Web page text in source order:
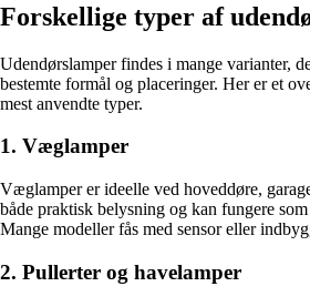
Forskellige typer af
Udendørslamper findes i mange varianter,
bestemte formål og placeringer. Her er et
mest anvendte typer.
1. Væglamper
Væglamper er ideelle ved hoveddøre,
både praktisk belysning og kan fungere
Mange modeller fås med sensor eller
2. Pullerter og havelamper